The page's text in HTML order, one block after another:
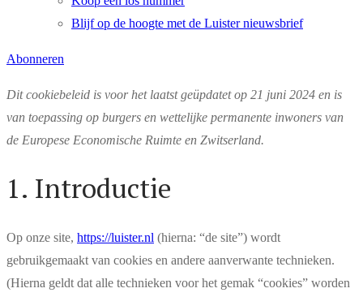
Blijf op de hoogte met de Luister nieuwsbrief
Abonneren
Dit cookiebeleid is voor het laatst geüpdatet op 21 juni 2024 en is
van toepassing op burgers en wettelijke permanente inwoners van
de Europese Economische Ruimte en Zwitserland.
1. Introductie
Op onze site, https://luister.nl (hierna: “de site”) wordt
gebruikgemaakt van cookies en andere aanverwante technieken.
(Hierna geldt dat alle technieken voor het gemak “cookies” worden